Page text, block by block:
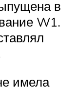
в
W1.
имела